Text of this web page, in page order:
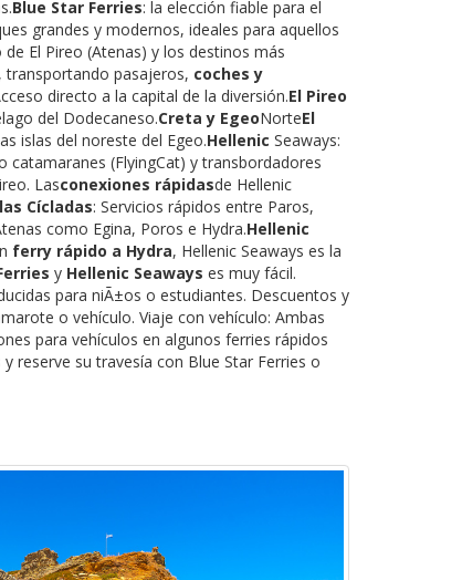
Blue Star Ferries: la elección fiable para el
grandes y modernos, ideales para aquellos
El Pireo (Atenas) y los destinos más
transportando pasajeros, coches y
directo a la capital de la diversión.El Pireo
del Dodecaneso.Creta y EgeoNorteEl
islas del noreste del Egeo.Hellenic Seaways:
catamaranes (FlyingCat) y transbordadores
Lasconexiones rápidasde Hellenic
Cícladas: Servicios rápidos entre Paros,
como Egina, Poros e Hydra.Hellenic
ferry rápido a Hydra, Hellenic Seaways es la
y Hellenic Seaways es muy fácil.
para niÃ±os o estudiantes. Descuentos y
o vehículo. Viaje con vehículo: Ambas
para vehículos en algunos ferries rápidos
y reserve su travesía con Blue Star Ferries o